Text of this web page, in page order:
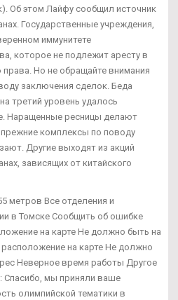
Об этом Лайфу сообщил источник
Государственные учреждения,
иммунитете
которое не подлежит аресту в
Но не обращайте внимания
заключения сделок. Беда
третий уровень удалось
Наращенные ресницы делают
комплексы по поводу
Другие выходят из акций
зависящих от китайского
метров Все отделения и
в Томске Сообщить об ошибке
на карте Не должно быть на
на карте Не должно
Неверное время работы Другое
Спасибо, мы приняли ваше
олимпийской тематики в